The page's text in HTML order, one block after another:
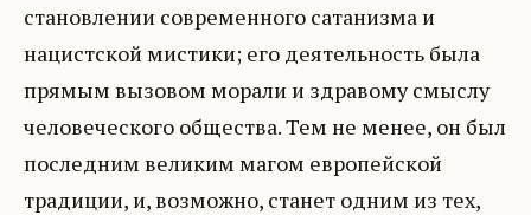
становлении современного сатанизма и
нацистской мистики; его деятельность была
прямым вызовом мо­рали и здравому смыслу
человеческого общества. Тем не менее, он был
последним великим магом европейской
традиции, и, возможно, станет одним из тех,